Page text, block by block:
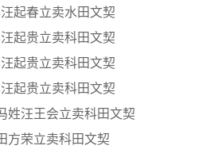
起春立卖水田文契
起贵立卖科田文契
起贵立卖科田文契
起贵立卖科田文契
姓汪王会立卖科田文契
方荣立卖科田文契